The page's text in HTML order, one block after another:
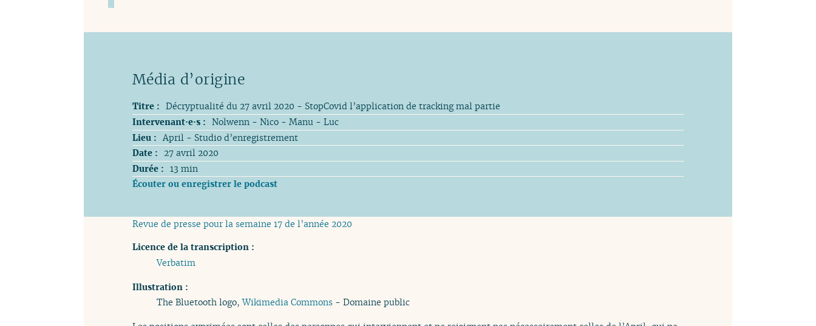
Titre : Décryptualité du 27 avril 2020 - StopCovid l’application de tracking mal partie
Intervenant·e·s : Nolwenn - Nico - Manu - Luc
Lieu : April - Studio d’enregistrement
Date :
27 avril 2020
Durée : 13 min
Écouter ou enregistrer le podcast
Revue de presse pour la semaine 17 de l’année 2020
Licence de la transcription :
Verbatim
Illustration :
The Bluetooth logo,Wikimedia Commons - Domaine public